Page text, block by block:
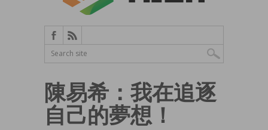
陳易希：我在追逐
自己的夢想！